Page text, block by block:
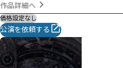
作品詳細へ
価格設定なし
公演を依頼する